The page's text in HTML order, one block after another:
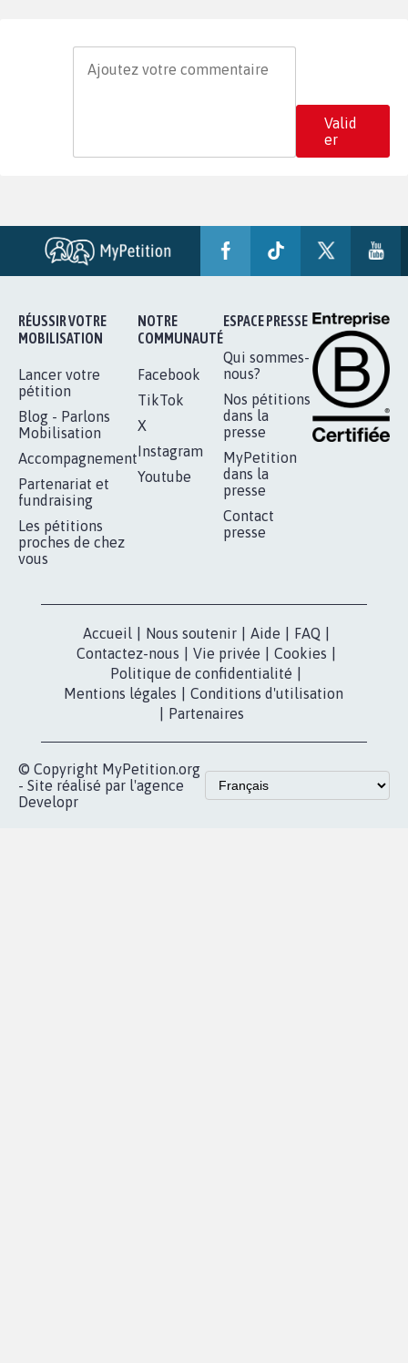
Valid
er
RÉUSSIR VOTRE
MOBILISATION
Lancer votre
pétition
Blog - Parlons
Mobilisation
Accompagnement
Partenariat et
fundraising
Les pétitions
proches de chez
vous
NOTRE
COMMUNAUTÉ
Facebook
TikTok
X
Instagram
Youtube
ESPACE PRESSE
Qui sommes-
nous?
Nos pétitions
dans la
presse
MyPetition
dans la
presse
Contact
presse
Accueil Nous soutenir Aide FAQ
Contactez-nous
Vie privée Cookies
Politique de confidentialité
Mentions légales
Conditions d'utilisation
Partenaires
© Copyright MyPetition.org
- Site réalisé par l'agence
Developr